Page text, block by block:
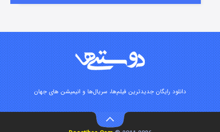
قسمت۷ (زیرنویس) منتشر شد
دانلود رایگان جدیدترین فیلم‌ها، سریال‌ها و انیمیشن های جهان